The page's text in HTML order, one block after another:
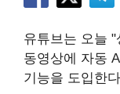
유튜브는 오늘
동영상에 자동
기능을 도입한